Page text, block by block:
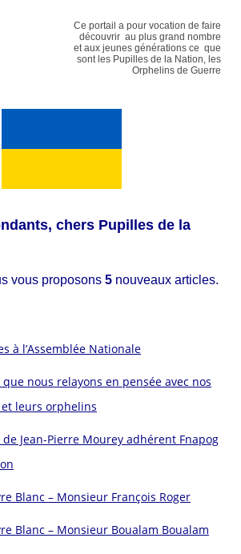
Ce portail a pour vocation de faire
découvrir au plus grand nombre
et aux jeunes générations ce que
sont les Pupilles de la Nation, les
Orphelins de Guerre
chers Pupilles de la
vous proposons 5 nouveaux articles.
à l’Assemblée Nationale
nous relayons en pensée avec nos
et leurs orphelins
de Jean-Pierre Mourey adhérent Fnapog
Blanc – Monsieur François Roger
Blanc – Monsieur Boualam Boualam